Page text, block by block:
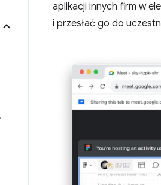
aplikacji innych firm w
i przesłać go do